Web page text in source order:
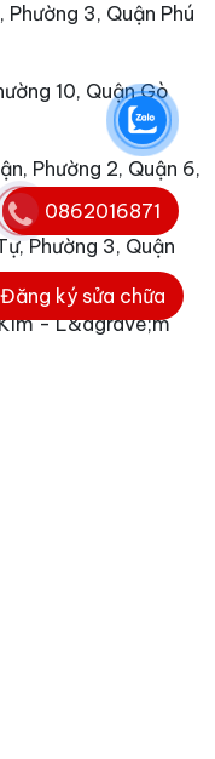
3, Quận Phú
10, Quận Gò
Phường 2, Quận 6,
Phường 3, Quận
- L&agrave;m
Đăng ký sửa chữa
0862016871